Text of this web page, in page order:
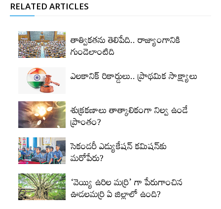
RELATED ARTICLES
తాత్వికతను తెలిపేది.. రాజ్యాంగానికి
గుండెలాంటిది
ఎలకానిక్‌ రికార్డులు.. ప్రాథమిక సాక్ష్యాలు
శుక్రకణాలు తాత్కాలికంగా నిల్వ ఉండే
ప్రాంతం?
సెకండరీ ఎడ్యుకేషన్‌ కమిషన్‌కు
మరోపేరు?
‘వెయ్యి ఉరిల మర్రి’ గా పేరుగాంచిన
ఊడలమర్రి ఏ జిల్లాలో ఉంది?